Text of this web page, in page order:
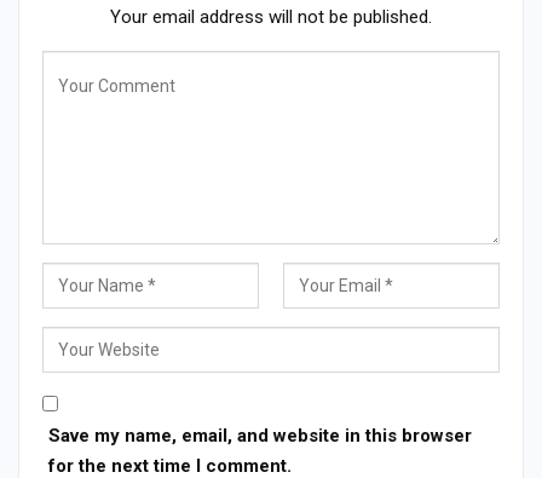
Your email address will not be published.
Save my name, email, and website in this browser
for the next time I comment.